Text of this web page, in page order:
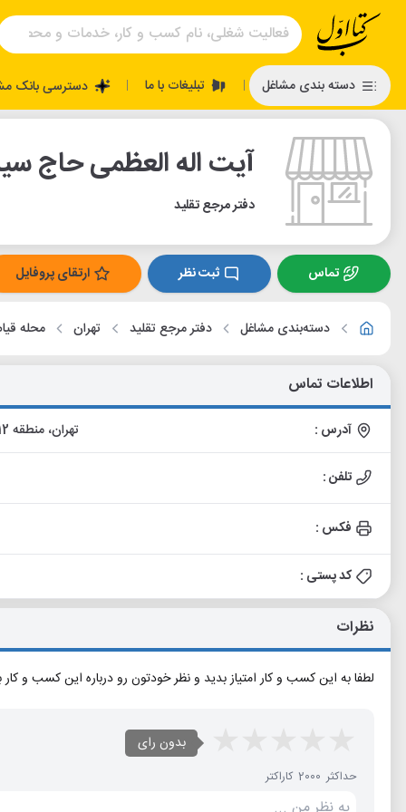
دسته بندی مشاغل | تبلیغات با ما | دسترسی بانک
آیت اله العظمی حاج
دفتر مرجع تقلید
تماس ثبت نظر ارتقای پروفایل
دسته‌بندی مشاغل دفتر مرجع تقلید تهران محله
اطلاعات تماس
آدرس : تهران، منطقه 12، محله قیام، بزرگراه محلاتی، نرسیده به خیابان 17 شهریور
تلفن :
فکس :
کد پستی :
نظرات
لطفا به این کسب و کار امتیاز بدید و نظر خودتون رو درباره این کسب و کار
بدون رای
حداکثر 2000 کاراکتر